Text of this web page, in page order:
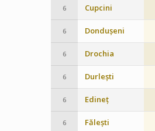
6 Cupcini
6 Dondușeni
6 Drochia
6 Durlești
6 Edineț
6 Fălești